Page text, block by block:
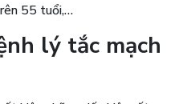
55 tuổi,…
lý tắc mạch